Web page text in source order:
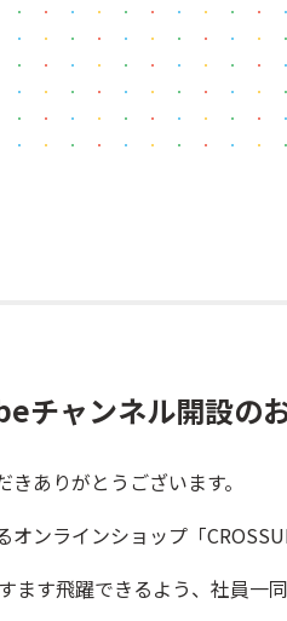
チャンネル開設の
ありがとうございます。
オンラインショップ「
ます飛躍できるよう、社員一